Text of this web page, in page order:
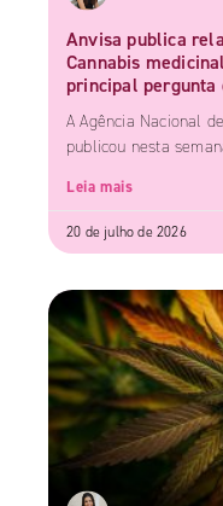
Anvisa publica
Cannabis
principal pergunta
A Agência Nacional
publicou nesta
Leia mais
20 de julho de 2026